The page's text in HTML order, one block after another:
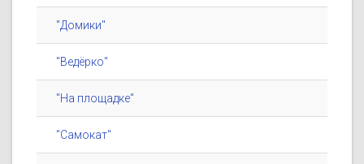
"Домики"
"Ведёрко"
"На площадке"
"Самокат"